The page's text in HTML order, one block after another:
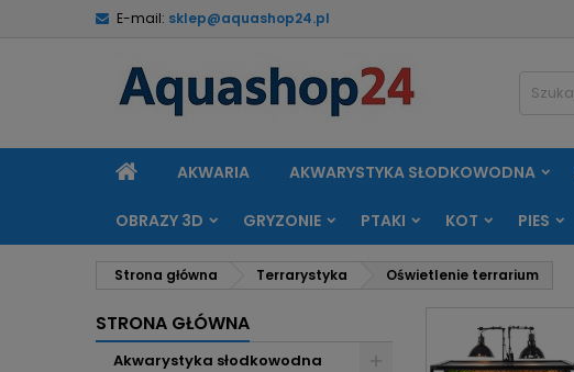
E-mail: sklep@aquashop24.pl
STRONAAKWARIA AKWARYSTYKA SŁODKOWODNA
OBRAZY 3D GRYZONIE PTAKI KOT PIES
Strona główna Terrarystyka Oświetlenie terrarium
STRONA GŁÓWNA
Akwarystyka słodkowodna